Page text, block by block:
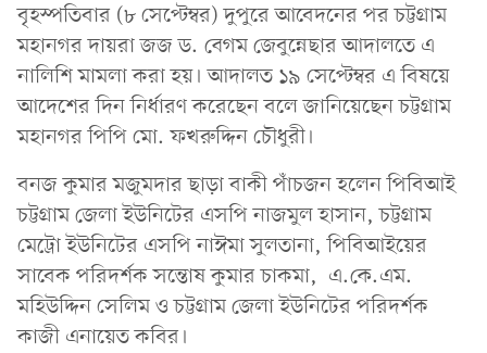
বৃহস্পতিবার (৮ সেপ্টেম্বর) দুপুরে আবেদনের পর চট্টগ্রাম
মহানগর দায়রা জজ ড. বেগম জেবুন্নেছার আদালতে এ
নালিশি মামলা করা হয়। আদালত ১৯ সেপ্টেম্বর এ বিষয়ে
আদেশের দিন নির্ধারণ করেছেন বলে জানিয়েছেন চট্টগ্রাম
মহানগর পিপি মো. ফখরুদ্দিন চৌধুরী।
বনজ কুমার মজুমদার ছাড়া বাকী পাঁচজন হলেন পিবিআই
চট্টগ্রাম জেলা ইউনিটের এসপি নাজমুল হাসান, চট্টগ্রাম
মেট্রো ইউনিটের এসপি নাঈমা সুলতানা, পিবিআইয়ের
সাবেক পরিদর্শক সন্তোষ কুমার চাকমা, এ.কে.এম.
মহিউদ্দিন সেলিম ও চট্টগ্রাম জেলা ইউনিটের পরিদর্শক
কাজী এনায়েত কবির।